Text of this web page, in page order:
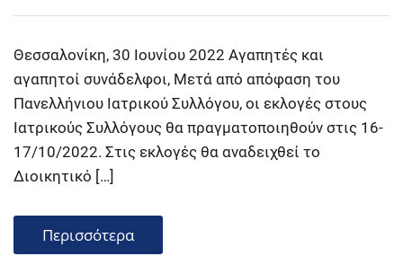
Θεσσαλονίκη, 30 Ιουνίου 2022 Αγαπητές και
αγαπητοί συνάδελφοι, Μετά από απόφαση του
Πανελλήνιου Ιατρικού Συλλόγου, οι εκλογές στους
Ιατρικούς Συλλόγους θα πραγματοποιηθούν στις 16-
17/10/2022. Στις εκλογές θα αναδειχθεί το
Διοικητικό […]
Περισσότερα